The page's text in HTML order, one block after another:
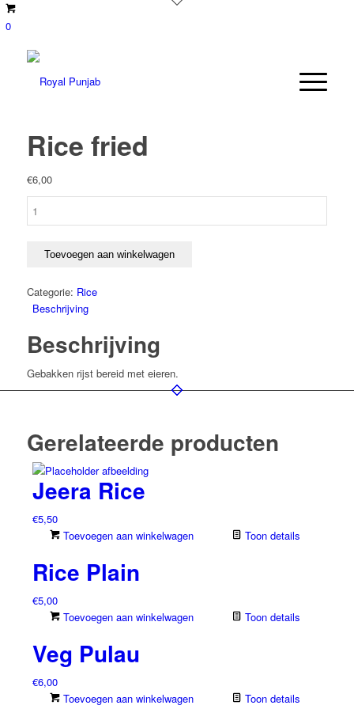
0
Rice fried
€6,00
Toevoegen aan winkelwagen
Categorie: Rice
Beschrijving
Beschrijving
Gebakken rijst bereid met eieren.
Gerelateerde producten
Jeera Rice
€5,50
Toevoegen aan winkelwagen
Toon details
Rice Plain
€5,00
Toevoegen aan winkelwagen
Toon details
Veg Pulau
€6,00
Toevoegen aan winkelwagen
Toon details